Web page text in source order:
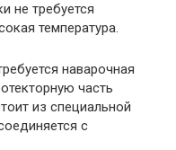
не требуется
температура.
наварочная
часть
из специальной
с